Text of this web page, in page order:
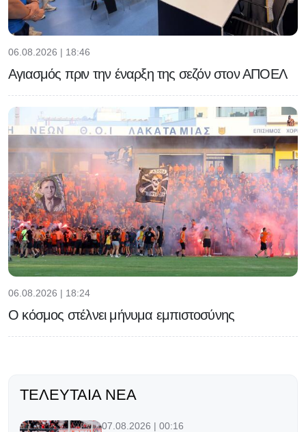
06.08.2026 | 18:46
Αγιασμός πριν την έναρξη της σεζόν στον ΑΠΟΕΛ
06.08.2026 | 18:24
Ο κόσμος στέλνει μήνυμα εμπιστοσύνης
ΤΕΛΕΥΤΑΊΑ ΝΈΑ
07.08.2026 | 00:16